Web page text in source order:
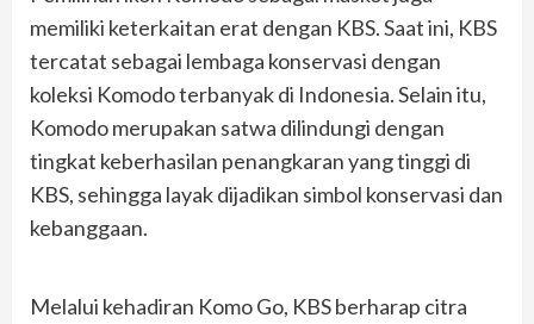
memiliki keterkaitan erat dengan KBS. Saat ini, KBS
tercatat sebagai lembaga konservasi dengan
koleksi Komodo terbanyak di Indonesia. Selain itu,
Komodo merupakan satwa dilindungi dengan
tingkat keberhasilan penangkaran yang tinggi di
KBS, sehingga layak dijadikan simbol konservasi dan
kebanggaan.
Melalui kehadiran Komo Go, KBS berharap citra